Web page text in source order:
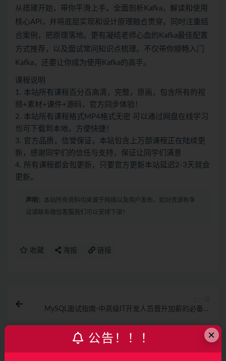
从搭建开始，带你平滑上手。全面剖析Kafka，解读和使用
核心API，并将底层实现和设计原理融合贯穿。同时注重结
合案例，把原理落地。更有凝结老师心血的Kafka最佳配置
方式推荐，以及面试常问知识点梳理。不仅带你顺畅入门
Kafka，还要让你成为使用Kafka的高手。
课程说明
1. 本站所有课程百分百高清，完整，原画，包含所有的视
频+素材+课件+源码，官方同步体验！
2. 本站所有课程格式MP4格式无密 可以通过网盘在线学习
也可下载到本地，方便快捷！
3. 官方品质，信誉保证，本站包含上万部课程正在陆续更
新，感谢同学们的信任与支持，保证让同学们满意
4. 所有课程都会包更新，只要官方更新本站延迟2-3天就会
更新。
声明： 本站所有资料均来源于网络以及用户发布，如对资源有争
议请联系微信客服我们可以安排下架！
收藏 海报 链接
MySQL面试指南-中高级IT开发人员晋升加薪的必备佳
零基础入门 全角度解读企业主流数据库MySQL8.0
×
公告！！！